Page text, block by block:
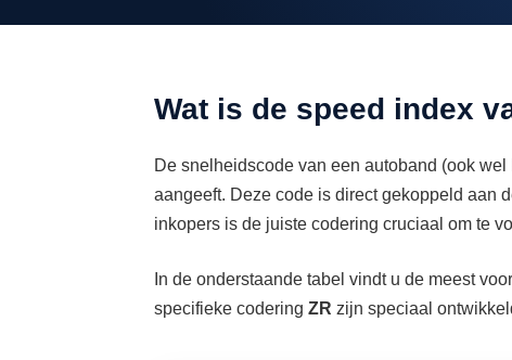
Wat is de speed index
De snelheidscode van een autoband (ook
aangeeft. Deze code is direct gekoppeld aan
inkopers is de juiste codering cruciaal om te
In de onderstaande tabel vindt u de meest
specifieke codering ZR zijn speciaal